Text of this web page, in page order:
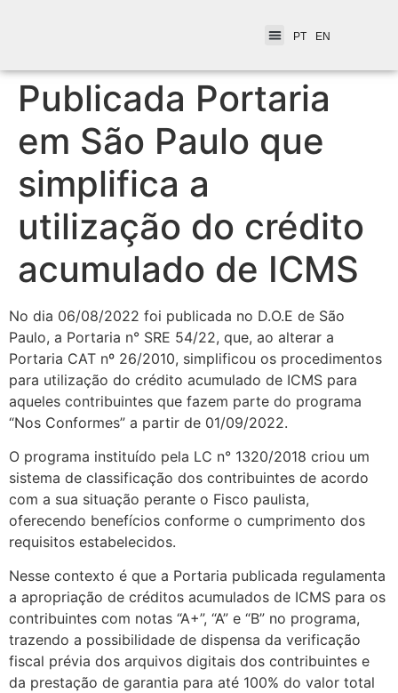
PT EN
Publicada Portaria
em São Paulo que
simplifica a
utilização do crédito
acumulado de ICMS
No dia 06/08/2022 foi publicada no D.O.E de São
Paulo, a Portaria n° SRE 54/22, que, ao alterar a
Portaria CAT nº 26/2010, simplificou os procedimentos
para utilização do crédito acumulado de ICMS para
aqueles contribuintes que fazem parte do programa
“Nos Conformes” a partir de 01/09/2022.
O programa instituído pela LC n° 1320/2018 criou um
sistema de classificação dos contribuintes de acordo
com a sua situação perante o Fisco paulista,
oferecendo benefícios conforme o cumprimento dos
requisitos estabelecidos.
Nesse contexto é que a Portaria publicada regulamenta
a apropriação de créditos acumulados de ICMS para os
contribuintes com notas “A+”, “A” e “B” no programa,
trazendo a possibilidade de dispensa da verificação
fiscal prévia dos arquivos digitais dos contribuintes e
da prestação de garantia para até 100% do valor total